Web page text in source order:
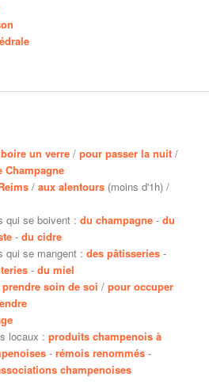
un verre /pour passer la nuit /
Champagne
/aux alentours (moins d'1h) /
qui se boivent :du champagne -du
-du cidre
qui se mangent :des pâtisseries -
-du miel
soin de soi /pour occuper
locaux :produits champenois à
-rémois renommés -
champenoises